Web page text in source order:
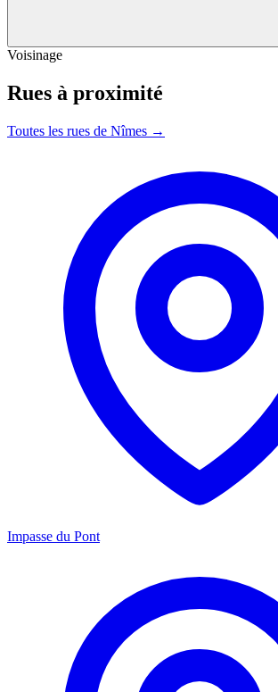
Voisinage
Rues à proximité
Toutes les rues de Nîmes →
Impasse du Pont